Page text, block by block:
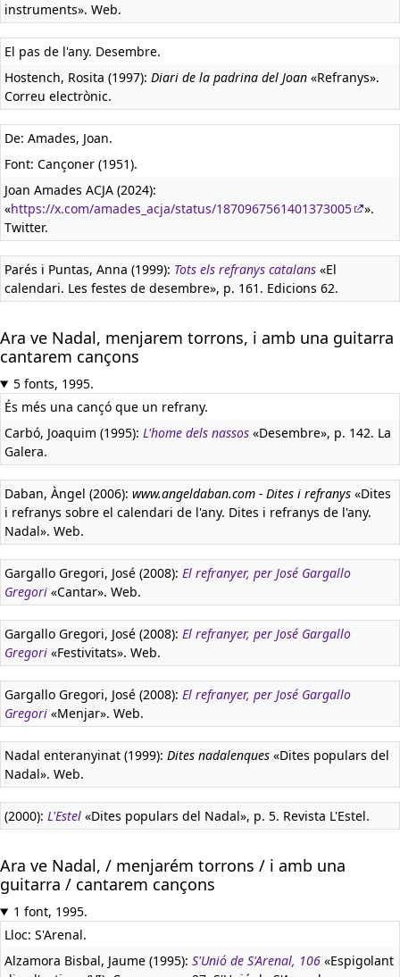
instruments». Web.
El pas de l'any. Desembre.
Hostench, Rosita (1997): Diari de la padrina del Joan «Refranys».
Correu electrònic.
De: Amades, Joan.
Font: Cançoner (1951).
Joan Amades ACJA (2024):
«https://x.com/amades_acja/status/1870967561401373005
».
Twitter.
Parés i Puntas, Anna (1999): Tots els refranys catalans «El
calendari. Les festes de desembre», p. 161. Edicions 62.
Ara ve Nadal, menjarem torrons, i amb una guitarra
cantarem cançons
5 fonts, 1995.
És més una cançó que un refrany.
Carbó, Joaquim (1995): L'home dels nassos «Desembre», p. 142. La
Galera.
Daban, Àngel (2006): www.angeldaban.com - Dites i refranys «Dites
i refranys sobre el calendari de l'any. Dites i refranys de l'any.
Nadal». Web.
Gargallo Gregori, José (2008): El refranyer, per José Gargallo
Gregori «Cantar». Web.
Gargallo Gregori, José (2008): El refranyer, per José Gargallo
Gregori «Festivitats». Web.
Gargallo Gregori, José (2008): El refranyer, per José Gargallo
Gregori «Menjar». Web.
Nadal enteranyinat (1999): Dites nadalenques «Dites populars del
Nadal». Web.
(2000): L'Estel «Dites populars del Nadal», p. 5. Revista L'Estel.
Ara ve Nadal, / menjarém torrons / i amb una
guitarra / cantarem cançons
1 font, 1995.
Lloc: S'Arenal.
Alzamora Bisbal, Jaume (1995): S'Unió de S'Arenal, 106 «Espigolant